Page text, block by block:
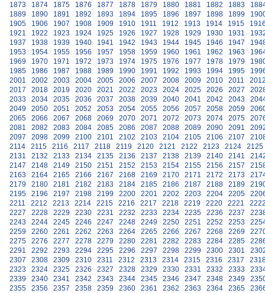
1873
1874 1875 1876 1877 1878 1879 1880 1881 1882 1883
1889
1890 1891 1892 1893 1894 1895 1896 1897 1898 1899
1905
1906 1907 1908 1909 1910 1911 1912 1913 1914 1915
1921
1922 1923 1924 1925 1926 1927 1928 1929 1930 1931
1937
1938 1939 1940 1941 1942 1943 1944 1945 1946 1947
1953
1954 1955 1956 1957 1958 1959 1960 1961 1962 1963
1969
1970 1971 1972 1973 1974 1975 1976 1977 1978 1979
1985
1986 1987 1988 1989 1990 1991 1992 1993 1994 1995
2001
2002 2003 2004 2005 2006 2007 2008 2009 2010 2011
2017
2018 2019 2020 2021 2022 2023 2024 2025 2026 2027
2033
2034 2035 2036 2037 2038 2039 2040 2041 2042 2043
2049
2050 2051 2052 2053 2054 2055 2056 2057 2058 2059
2065
2066 2067 2068 2069 2070 2071 2072 2073 2074 2075
2081
2082 2083 2084 2085 2086 2087 2088 2089 2090 2091
2097
2098 2099 2100 2101 2102 2103 2104 2105 2106 2107
2114
2115 2116 2117 2118 2119 2120 2121 2122 2123 2124
2125
2131
2132 2133 2134 2135 2136 2137 2138 2139 2140 2141
2147
2148 2149 2150 2151 2152 2153 2154 2155 2156 2157
2163
2164 2165 2166 2167 2168 2169 2170 2171 2172 2173
2179
2180 2181 2182 2183 2184 2185 2186 2187 2188 2189
2195
2196 2197 2198 2199 2200 2201 2202 2203 2204 2205
2211
2212 2213 2214 2215 2216 2217 2218 2219 2220 2221
2227
2228 2229 2230 2231 2232 2233 2234 2235 2236 2237
2243
2244 2245 2246 2247 2248 2249 2250 2251 2252 2253
2259
2260 2261 2262 2263 2264 2265 2266 2267 2268 2269
2275
2276 2277 2278 2279 2280 2281 2282 2283 2284 2285
2291
2292 2293 2294 2295 2296 2297 2298 2299 2300 2301
2307
2308 2309 2310 2311 2312 2313 2314 2315 2316 2317
2323
2324 2325 2326 2327 2328 2329 2330 2331 2332 2333
2339
2340 2341 2342 2343 2344 2345 2346 2347 2348 2349
2355
2356 2357 2358 2359 2360 2361 2362 2363 2364 2365